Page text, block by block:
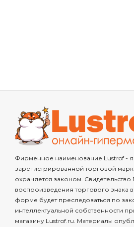
Фирменное наименование Lustrof -
зарегистрированной торговой
охраняется законом.
воспроизведения торгового
форме будет преследоваться по
интеллектуальной собственности
магазину Lustrof.ru. Материалы